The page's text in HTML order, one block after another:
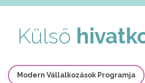
Külső
Modern Vállalkozások Programja